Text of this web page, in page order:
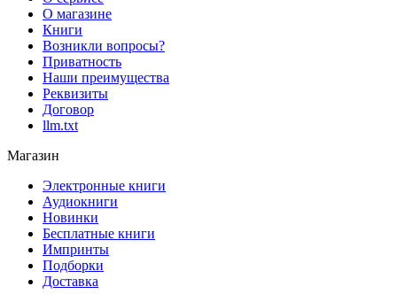
О магазине
Книги
Возникли вопросы?
Приватность
Наши преимущества
Реквизиты
Договор
llm.txt
Магазин
Электронные книги
Аудиокниги
Новинки
Бесплатные книги
Импринты
Подборки
Доставка